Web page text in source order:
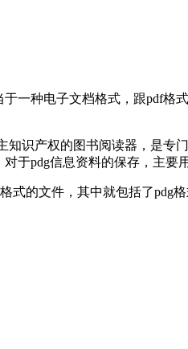
一种电子文档格式，跟pdf
识产权的图书阅读器，是
于pdg信息资料的保存，主要
式的文件，其中就包括了pdg